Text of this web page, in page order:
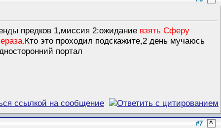
предков 1,миссия 2:ожидание взять Сферу
Кто это проходил подскажите,2 день мучаюсь
портал
#7 ^